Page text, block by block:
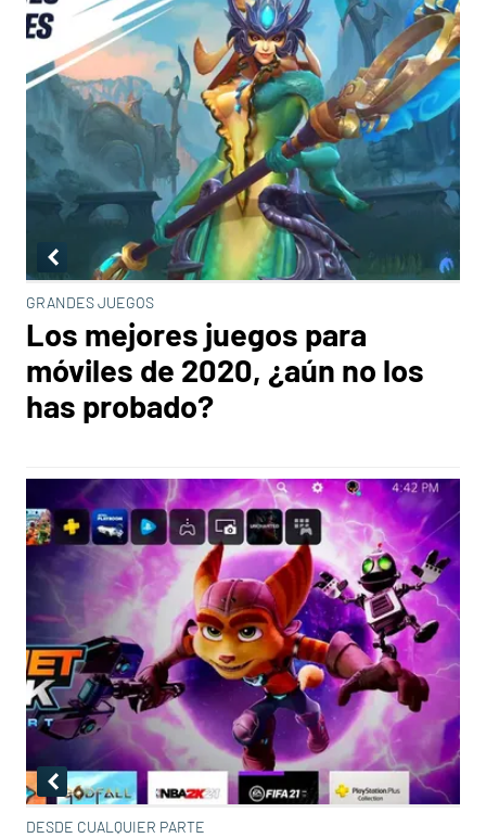
GRANDES JUEGOS
Los mejores juegos para
móviles de 2020, ¿aún no los
has probado?
DESDE CUALQUIER PARTE